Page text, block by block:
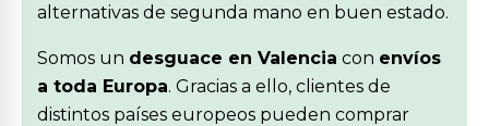
alternativas de segunda mano en buen estado.
Somos un desguace en Valencia con envíos
a toda Europa. Gracias a ello, clientes de
distintos países europeos pueden comprar